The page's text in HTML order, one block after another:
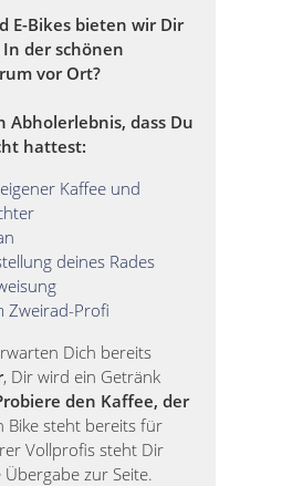
E-Bikes bieten wir Dir
der schönen
vor Ort?
dass Du
hattest:
Kaffee und
deines Rades
Zweirad-Profi
Dich bereits
, Dir wird ein Getränk
den Kaffee, der
Bike steht bereits für
Vollprofis steht Dir
zur Seite.